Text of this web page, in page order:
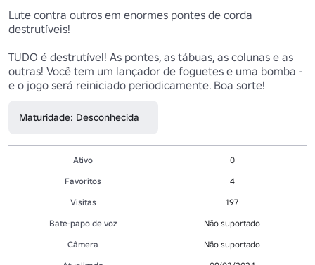
Lute contra outros em enormes pontes de corda
destrutíveis!
TUDO é destrutível! As pontes, as tábuas, as colunas e as
outras! Você tem um lançador de foguetes e uma bomba -
e o jogo será reiniciado periodicamente. Boa sorte!
Maturidade: Desconhecida
Ativo
0
Favoritos
4
Visitas
197
Bate-papo de voz
Não suportado
Câmera
Não suportado